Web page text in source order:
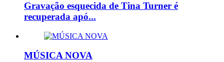
Gravação esquecida de Tina Turner é
recuperada apó...
MÚSICA NOVA